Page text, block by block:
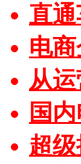
直
电
从
国
超